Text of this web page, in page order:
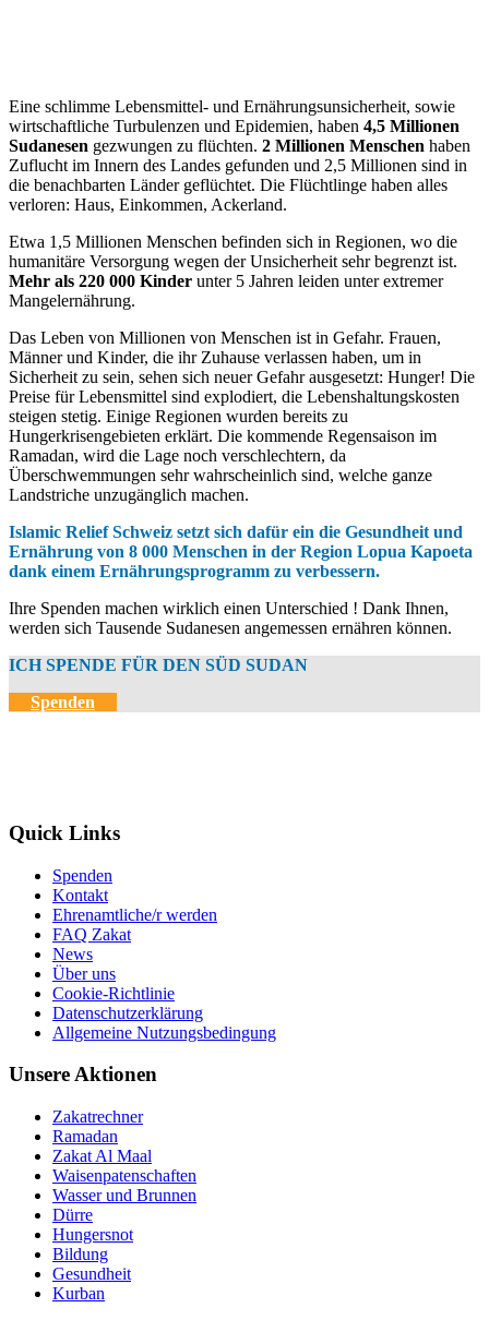
Eine schlimme Lebensmittel- und Ernährungsunsicherheit, sowie
wirtschaftliche Turbulenzen und Epidemien, haben 4,5 Millionen
Sudanesen gezwungen zu flüchten. 2 Millionen Menschen haben
Zuflucht im Innern des Landes gefunden und 2,5 Millionen sind in
die benachbarten Länder geflüchtet. Die Flüchtlinge haben alles
verloren: Haus, Einkommen, Ackerland.
Etwa 1,5 Millionen Menschen befinden sich in Regionen, wo die
humanitäre Versorgung wegen der Unsicherheit sehr begrenzt ist.
Mehr als 220 000 Kinder unter 5 Jahren leiden unter extremer
Mangelernährung.
Das Leben von Millionen von Menschen ist in Gefahr. Frauen,
Männer und Kinder, die ihr Zuhause verlassen haben, um in
Sicherheit zu sein, sehen sich neuer Gefahr ausgesetzt: Hunger! Die
Preise für Lebensmittel sind explodiert, die Lebenshaltungskosten
steigen stetig. Einige Regionen wurden bereits zu
Hungerkrisengebieten erklärt. Die kommende Regensaison im
Ramadan, wird die Lage noch verschlechtern, da
Überschwemmungen sehr wahrscheinlich sind, welche ganze
Landstriche unzugänglich machen.
Islamic Relief Schweiz setzt sich dafür ein die Gesundheit und
Ernährung von 8 000 Menschen in der Region Lopua Kapoeta
dank einem Ernährungsprogramm zu verbessern.
Ihre Spenden machen wirklich einen Unterschied ! Dank Ihnen,
werden sich Tausende Sudanesen angemessen ernähren können.
ICH SPENDE FÜR DEN SÜD SUDAN
Spenden
Quick Links
Spenden
Kontakt
Ehrenamtliche/r werden
FAQ Zakat
News
Über uns
Cookie-Richtlinie
Datenschutzerklärung
Allgemeine Nutzungsbedingung
Unsere Aktionen
Zakatrechner
Ramadan
Zakat Al Maal
Waisenpatenschaften
Wasser und Brunnen
Dürre
Hungersnot
Bildung
Gesundheit
Kurban